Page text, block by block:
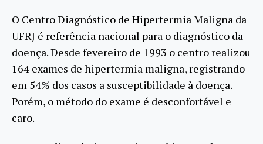
O Centro Diagnóstico de Hipertermia Maligna da
UFRJ é referência nacional para o diagnóstico da
doença. Desde fevereiro de 1993 o centro realizou
164 exames de hipertermia maligna, registrando
em 54% dos casos a susceptibilidade à doença.
Porém, o método do exame é desconfortável e
caro.